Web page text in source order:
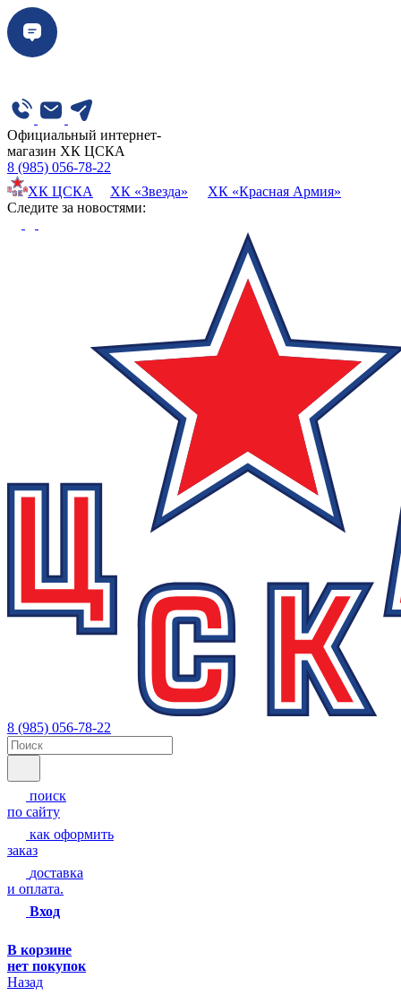
Официальный интернет-
магазин ХК ЦСКА
8 (985) 056-78-22
ХК ЦСКА
ХК «Звезда»
ХК «Красная Армия»
Cледите за новостями:
8 (985) 056-78-22
поиск
по сайту
как оформить
заказ
доставка
и оплата.
Вход
В корзине
нет покупок
Назад